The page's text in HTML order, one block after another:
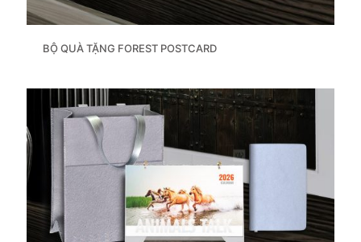
BỘ QUÀ TẶNG FOREST POSTCARD